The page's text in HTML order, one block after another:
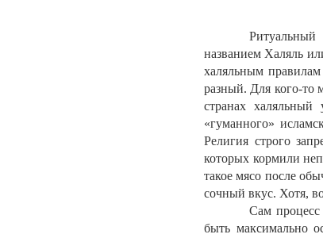
названием Халяль
халяльным
разный. Для кого-то
странах
«гуманного»
Религия строго
которых кормили
такое мясо после
сочный вкус. Хотя,
Сам
быть максимально